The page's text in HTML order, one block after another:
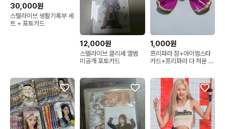
30,000원
스텔라이브 생활기록부 세
트 + 포토카드
12,000원
스텔라이브 클리셰 앨범
미공개 포토카드
1,000원
프리파라 챰+아이엠스타
카드+프리파라 다 처분 합